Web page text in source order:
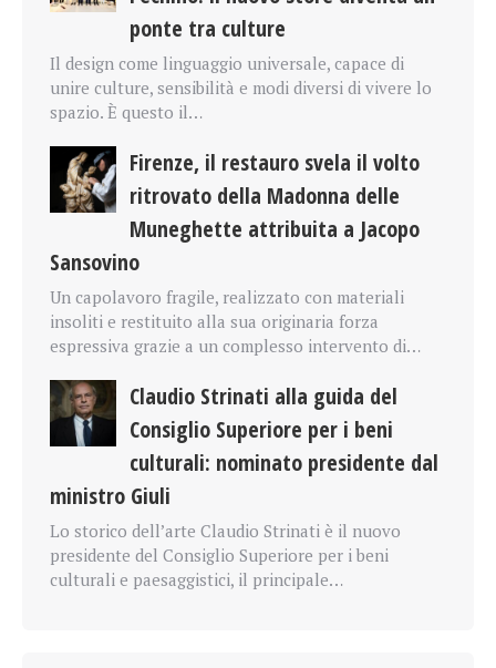
ponte tra culture
Il design come linguaggio universale, capace di
unire culture, sensibilità e modi diversi di vivere lo
spazio. È questo il…
Firenze, il restauro svela il volto
ritrovato della Madonna delle
Muneghette attribuita a Jacopo
Sansovino
Un capolavoro fragile, realizzato con materiali
insoliti e restituito alla sua originaria forza
espressiva grazie a un complesso intervento di…
Claudio Strinati alla guida del
Consiglio Superiore per i beni
culturali: nominato presidente dal
ministro Giuli
Lo storico dell’arte Claudio Strinati è il nuovo
presidente del Consiglio Superiore per i beni
culturali e paesaggistici, il principale…